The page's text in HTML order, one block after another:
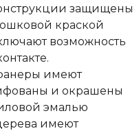
защищены
краской
возможность
имеют
и окрашены
эмалью
имеют